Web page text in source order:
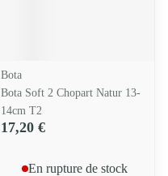
Bota
Bota Soft 2 Chopart Natur 13-
14cm T2
17,20 €
En rupture de stock